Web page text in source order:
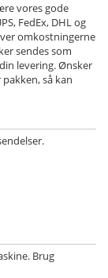
vores gode
FedEx, DHL og
omkostningerne
sendes som
levering. Ønsker
så kan
Brug